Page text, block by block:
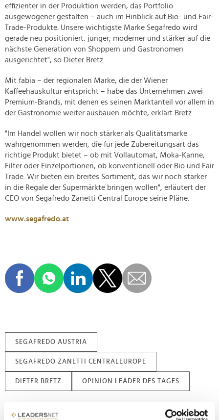
effizienter in der Produktion werden, das Portfolio
ausgewogener gestalten – auch im Hinblick auf Bio- und Fair-
Trade-Produkte. Unsere wichtigste Marke Segafredo wird
gerade neu positioniert: jünger, moderner und stärker auf die
nächste Generation von Shoppern und Gastronomen
ausgerichtet", so Dieter Bretz.
Mit fabia – der regionalen Marke, die der Wiener
Kaffeehauskultur entspricht – habe das Unternehmen zwei
Premium-Brands, mit denen es seinen Marktanteil vor allem in
der Gastronomie weiter ausbauen möchte, erklärt Bretz.
"Im Handel wollen wir noch stärker als Qualitätsmarke
wahrgenommen werden, die für jede Zubereitungsart das
richtige Produkt bietet – ob mit Vollautomat, Moka-Kanne,
Filter oder Einzelportionen, ob konventionell oder Bio und Fair
Trade. Wir bieten ein breites Sortiment, das wir noch stärker
in die Regale der Supermärkte bringen wollen", erläutert der
CEO von Segafredo Zanetti Central Europe seine Pläne.
www.segafredo.at
SEGAFREDO AUSTRIA
SEGAFREDO ZANETTI CENTRALEUROPE
DIETER BRETZ OPINION LEADER DES TAGES